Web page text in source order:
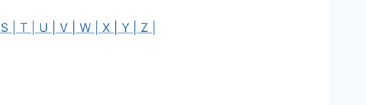
S | T | U | V | W | X | Y | Z |